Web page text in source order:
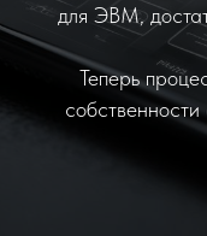
для ЭВМ,
Теперь